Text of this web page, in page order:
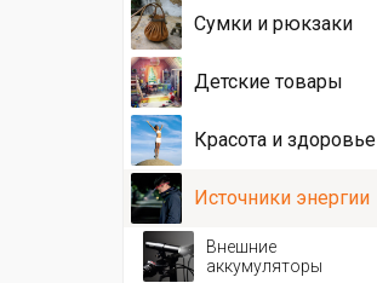
Сумки и рюкзаки
Детские товары
Красота и здоровье
Источники энергии
Внешние
аккумуляторы